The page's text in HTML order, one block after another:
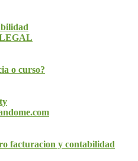
o curso?
facturacion y contabilidad